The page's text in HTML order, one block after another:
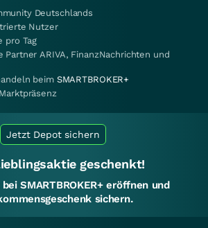
Deutschlands
Nutzer
pro Tag
Partner ARIVA, FinanzNachrichten und
beim SMARTBROKER+
Jetzt Depot sichern
geschenkt!
SMARTBROKER+ eröffnen und
sichern.